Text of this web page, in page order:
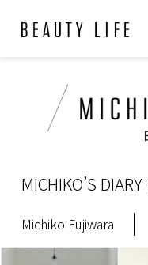
MICHIKO’S
Michiko Fujiwara